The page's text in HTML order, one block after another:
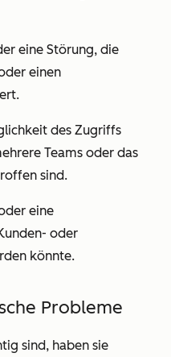
eine Störung, die
einen
des Zugriffs
Teams oder das
sind.
eine
oder
könnte.
Probleme
sind, haben sie